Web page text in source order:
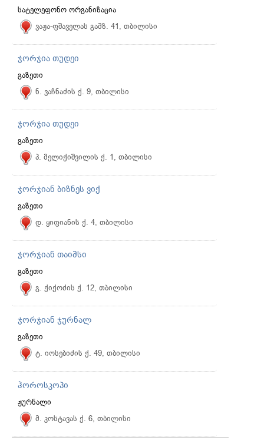
სატელეფონო ორგანიზაცია
ვაჟა-ფშაველას გამზ. 41, თბილისი
ჯორჯია თუდეი
გაზეთი
ნ. ვაჩნაძის ქ. 9, თბილისი
ჯორჯია თუდეი
გაზეთი
პ. მელიქიშვილის ქ. 1, თბილისი
ჯორჯიან ბიზნეს ვიქ
გაზეთი
დ. ყიფიანის ქ. 4, თბილისი
ჯორჯიან თაიმსი
გაზეთი
გ. ქიქოძის ქ. 12, თბილისი
ჯორჯიან ჯურნალ
გაზეთი
ტ. იოსებიძის ქ. 49, თბილისი
ჰოროსკოპი
ჟურნალი
მ. კოსტავას ქ. 6, თბილისი